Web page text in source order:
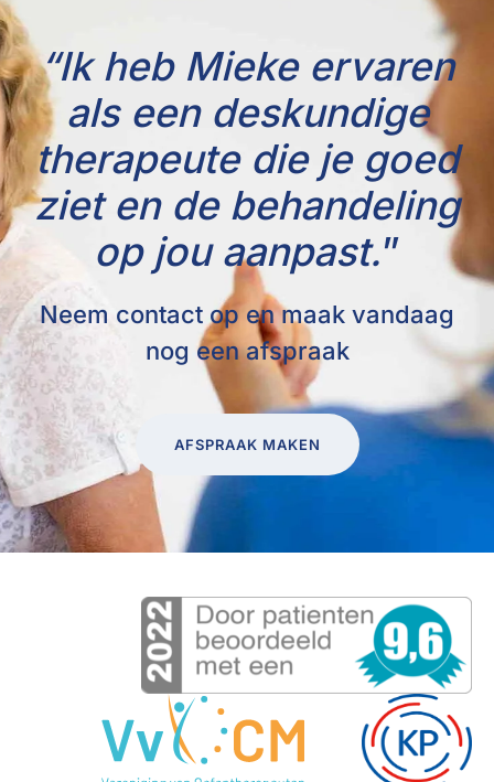
“Ik heb Mieke ervaren
als een deskundige
therapeute die je goed
ziet en de behandeling
op jou aanpast.”
Neem contact op en maak vandaag
nog een afspraak
AFSPRAAK MAKEN